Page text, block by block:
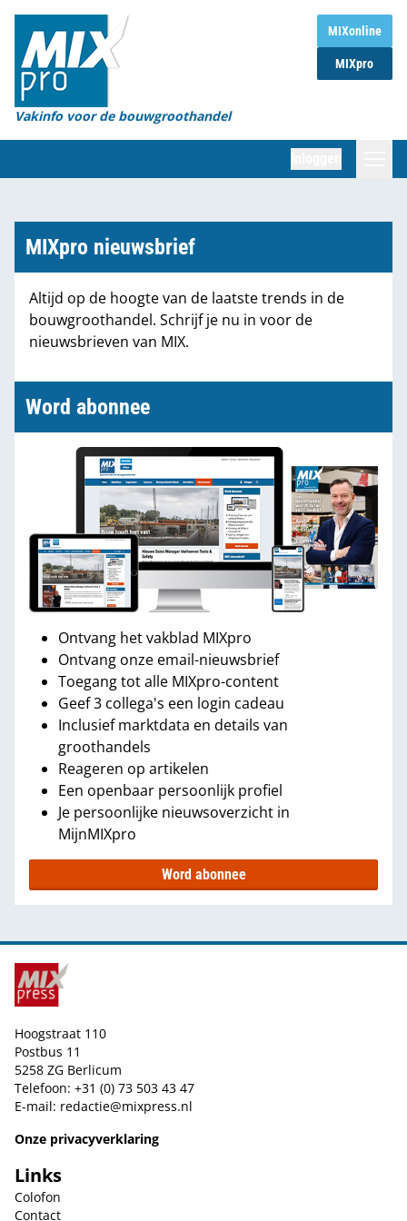
MIXonline
MIXpro
Vakinfo voor de bouwgroothandel
Home
Magazines
Organisaties
Marktcijfers
Partners
MIXpro nieuwsbrief
Altijd op de hoogte van de laatste trends in de
bouwgroothandel. Schrijf je nu in voor de
nieuwsbrieven van MIX.
Word abonnee
Ontvang het vakblad MIXpro
Ontvang onze email-nieuwsbrief
Toegang tot alle MIXpro-content
Geef 3 collega's een login cadeau
Inclusief marktdata en details van
groothandels
Reageren op artikelen
Een openbaar persoonlijk profiel
Je persoonlijke nieuwsoverzicht in
MijnMIXpro
Word abonnee
Hoogstraat 110
Postbus 11
5258 ZG Berlicum
Telefoon: +31 (0) 73 503 43 47
E-mail: redactie@mixpress.nl
Onze privacyverklaring
Links
Colofon
Contact